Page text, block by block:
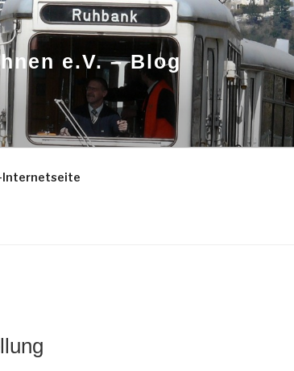
e.V. – Blog
Internetseite